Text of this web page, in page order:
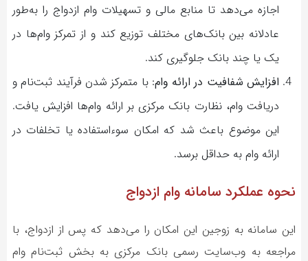
اجازه می‌دهد تا منابع مالی و تسهیلات وام ازدواج را به‌طور
عادلانه بین بانک‌های مختلف توزیع کند و از تمرکز وام‌ها در
یک یا چند بانک جلوگیری کند.
افزایش شفافیت در ارائه وام: با متمرکز شدن فرآیند ثبت‌نام و
دریافت وام، نظارت بانک مرکزی بر ارائه وام‌ها افزایش یافت.
این موضوع باعث شد که امکان سوءاستفاده یا تخلفات در
ارائه وام به حداقل برسد.
نحوه عملکرد سامانه وام ازدواج
این سامانه به زوجین این امکان را می‌دهد که پس از ازدواج، با
مراجعه به وب‌سایت رسمی بانک مرکزی به بخش ثبت‌نام وام